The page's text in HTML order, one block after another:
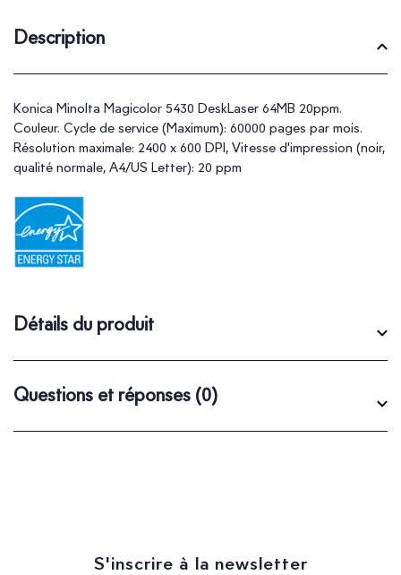
Description
Konica Minolta Magicolor 5430 DeskLaser 64MB 20ppm.
Couleur. Cycle de service (Maximum): 60000 pages par mois.
Résolution maximale: 2400 x 600 DPI, Vitesse d'impression (noir,
qualité normale, A4/US Letter): 20 ppm
Détails du produit
Questions et réponses (0)
S'inscrire à la newsletter